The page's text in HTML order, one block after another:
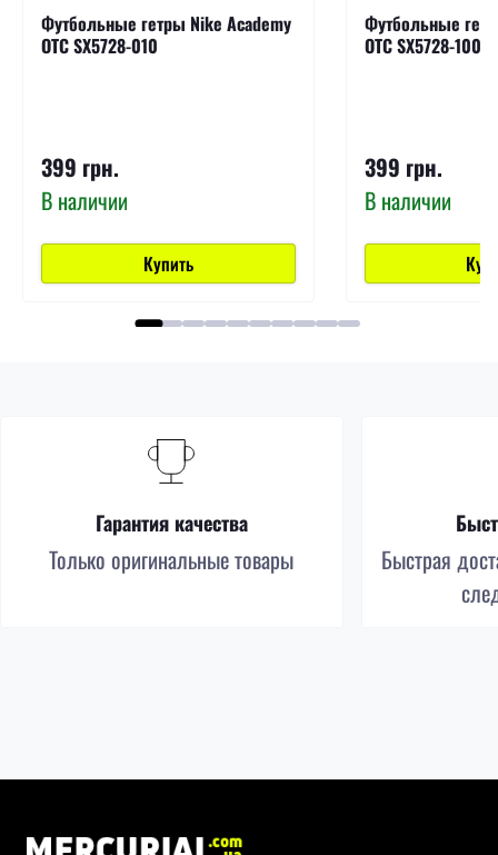
Футбольные гетры Nike Academy
OTC SX5728-010
399 грн.
В наличии
Купить
Футбольные
OTC SX5728-100
399 грн.
В наличии
Гарантия качества
Только оригинальные товары
Быстрая